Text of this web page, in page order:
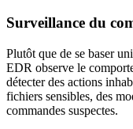
Surveillance du
Plutôt que de se baser
EDR observe le
détecter des actions
fichiers sensibles, des
commandes suspectes.